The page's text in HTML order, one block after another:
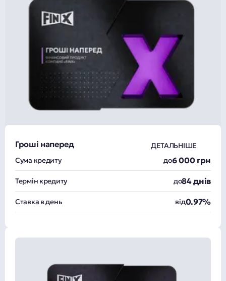
Гроші наперед
ДЕТАЛЬНІШЕ
Сума кредиту
до6 000 грн
Термін кредиту до84 днів
Ставка в день від0.97%